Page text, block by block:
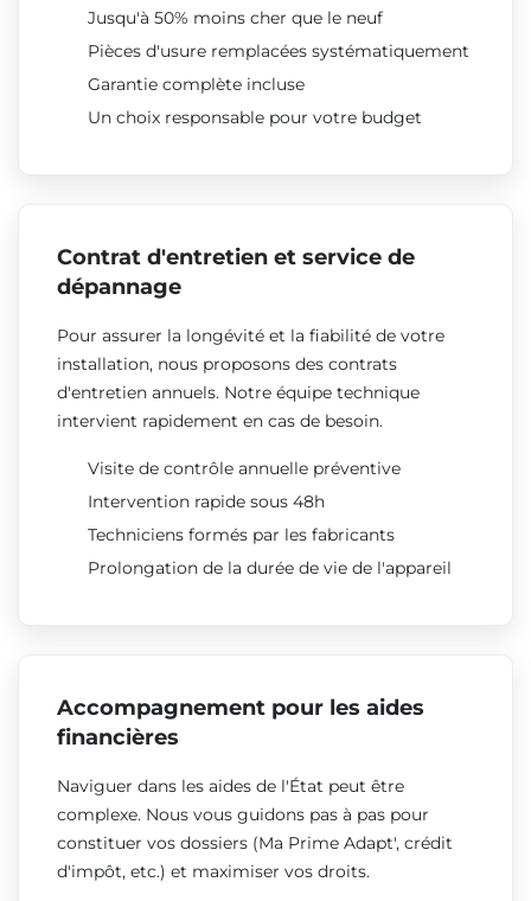
Jusqu'à 50% moins cher que le neuf
Pièces d'usure remplacées systématiquement
Garantie complète incluse
Un choix responsable pour votre budget
Contrat d'entretien et service de
dépannage
Pour assurer la longévité et la fiabilité de votre
installation, nous proposons des contrats
d'entretien annuels. Notre équipe technique
intervient rapidement en cas de besoin.
Visite de contrôle annuelle préventive
Intervention rapide sous 48h
Techniciens formés par les fabricants
Prolongation de la durée de vie de l'appareil
Accompagnement pour les aides
financières
Naviguer dans les aides de l'État peut être
complexe. Nous vous guidons pas à pas pour
constituer vos dossiers (Ma Prime Adapt', crédit
d'impôt, etc.) et maximiser vos droits.